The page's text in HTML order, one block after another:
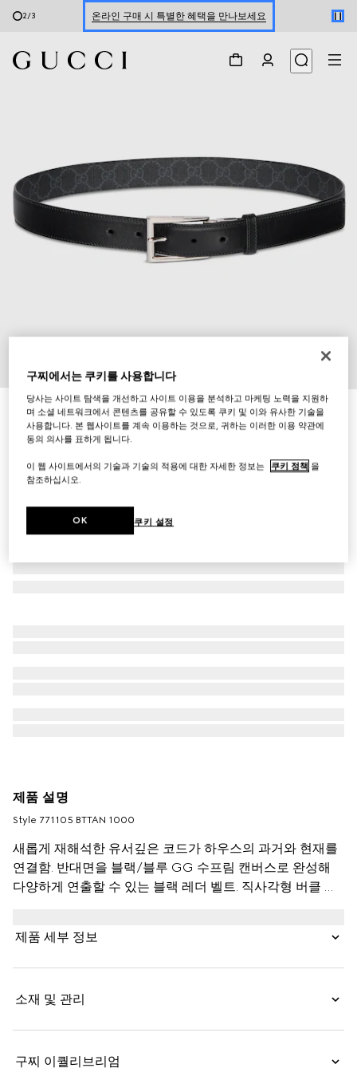
2/3 온라인 구매 시 특별한 혜택을 만나보세요
7
직사각형 버클 리버서블 벨트
₩740,000
제품 설명
Style ‎771105 BTTAN 1000
새롭게 재해석한 유서깊은 코드가 하우스의 과거와 현재를
연결함. 반대면을 블랙/블루 GG 수프림 캔버스로 완성해
다양하게 연출할 수 있는 블랙 레더 벨트. 직사각형 버클 클
제품 세부 정보
소재 및 관리
구찌 이퀄리브리엄
구찌에서는 쿠키를 사용합니다
당사는 사이트 탐색을 개선하고 사이트 이용을 분석하고 마케팅 노력을 지원하
며 소셜 네트워크에서 콘텐츠를 공유할 수 있도록 쿠키 및 이와 유사한 기술을
사용합니다. 본 웹사이트를 계속 이용하는 것으로, 귀하는 이러한 이용 약관에
동의 의사를 표하게 됩니다.
이 웹 사이트에서의 기술과 기술의 적용에 대한 자세한 정보는 쿠키 정책 을
참조하십시오.
쿠키 설정
OK